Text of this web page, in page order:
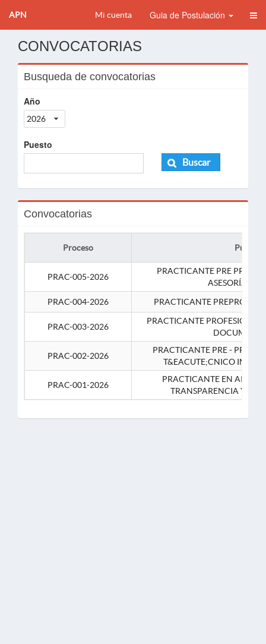
APN Mi cuenta Guia de Postulación
CONVOCATORIAS
Busqueda de convocatorias
Año
2026
Puesto
Buscar
Convocatorias
Proceso Puesto
PRAC-005-2026
PRACTICANTE PRE
ASESORÍA
PRAC-004-2026
PRACTICANTE
PRAC-003-2026
PRACTICANTE
PRAC-002-2026
PRACTICANTE PRE -
T&EACUTE;CNICO
PRAC-001-2026
PRACTICANTE EN APOYO
TRANSPARENCIA Y